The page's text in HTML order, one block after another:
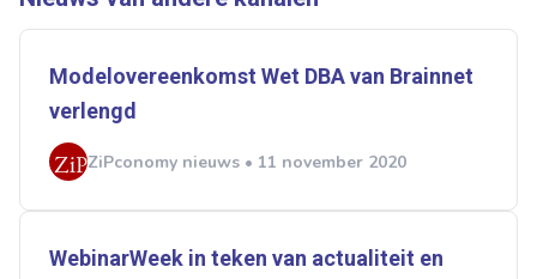
Modelovereenkomst Wet DBA van Brainnet
verlengd
ZiPconomy nieuws • 11 november 2020
WebinarWeek in teken van actualiteit en